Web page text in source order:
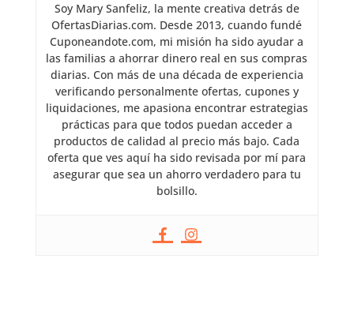
Soy Mary Sanfeliz, la mente creativa detrás de
OfertasDiarias.com. Desde 2013, cuando fundé
Cuponeandote.com, mi misión ha sido ayudar a
las familias a ahorrar dinero real en sus compras
diarias. Con más de una década de experiencia
verificando personalmente ofertas, cupones y
liquidaciones, me apasiona encontrar estrategias
prácticas para que todos puedan acceder a
productos de calidad al precio más bajo. Cada
oferta que ves aquí ha sido revisada por mí para
asegurar que sea un ahorro verdadero para tu
bolsillo.